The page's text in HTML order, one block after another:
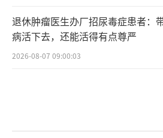
退休肿瘤医生办厂招尿毒症患者：
病活下去，还能活得有点尊严
2026-08-07 09:00:03